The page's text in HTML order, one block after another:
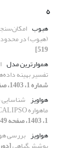
ه
هبوب
(هبوب) در
519]
هموارترین مدل
تفسیر بهینه
شماره 1، 1403، صفحه 55-76]
هواویز
ماهواره CALIPSO، مطالعه موردی: استان خوزستان
1، 1403، صفحه 149-164]
هواویز بررسی